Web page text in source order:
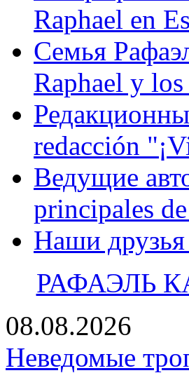
Raphael en
Семья
Raphael y
redacción
Ведущие
principales
Наши
РАФАЭЛЬ
08.08.2026
Неведомые